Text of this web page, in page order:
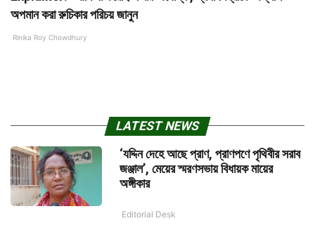
অপমান করা রুচিকার পরিচয় জানুন
Rinika Roy Chowdhury
LATEST NEWS
‘যদ্দিন দেহে আছে প্রাণ, প্রাণপণে পৃথিবীর সরাব
জঞ্জাল’, মেয়ের স্মরণসভায় বিধায়ক মায়ের
অঙ্গীকার
Editorial Desk